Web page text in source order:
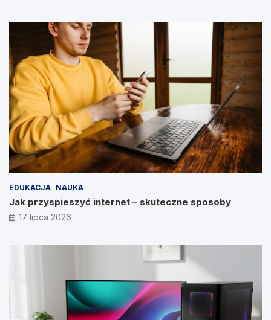
EDUKACJA NAUKA
Jak przyspieszyć internet – skuteczne sposoby
17 lipca 2026